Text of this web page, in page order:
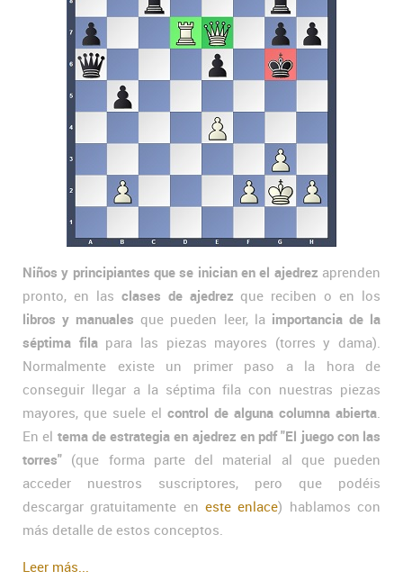
Niños y principiantes que se inician en el ajedrez aprenden
pronto, en las clases de ajedrez que reciben o en los
libros y manuales que pueden leer, la importancia de la
séptima filapara las piezas mayores (torres y dama).
Normalmente existe un primer paso a la hora de
conseguir llegar a la séptima fila con nuestras piezas
mayores, que suele el control de alguna columna abierta.
En el tema de estrategia en ajedrez en pdf "El juego con las
torres" (que forma parte del material al que pueden
acceder nuestros suscriptores, pero que podéis
descargar gratuitamente en este enlace) hablamos con
más detalle de estos conceptos.
Leer más...